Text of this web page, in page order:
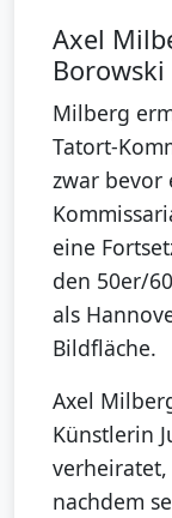
Axel
Borowski
Milberg
Tatort-
zwar bevor
eine
den 50er/
als
Bildfläche.
Axel
Künstlerin
nachdem